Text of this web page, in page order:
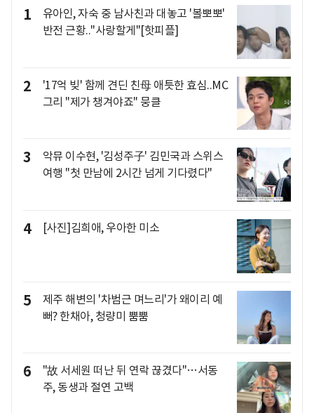
1
유아인, 자숙 중 남사친과 대놓고 '볼뽀뽀'
반전 근황.."사랑할게"[핫피플]
2
'17억 빚' 함께 견딘 친母 애틋한 효심..MC
그리 "제가 챙겨야죠" 뭉클
3
악뮤 이수현, '김성주子' 김민국과 스위스
여행 "첫 만남에 2시간 넘게 기다렸다"
4 [사진]김희애, 우아한 미소
5
제주 해변의 '차범근 며느리'가 왜이리 예
뻐? 한채아, 청량미 뿜뿜
6
"故 서세원 떠난 뒤 연락 끊겼다"…서동
주, 동생과 절연 고백